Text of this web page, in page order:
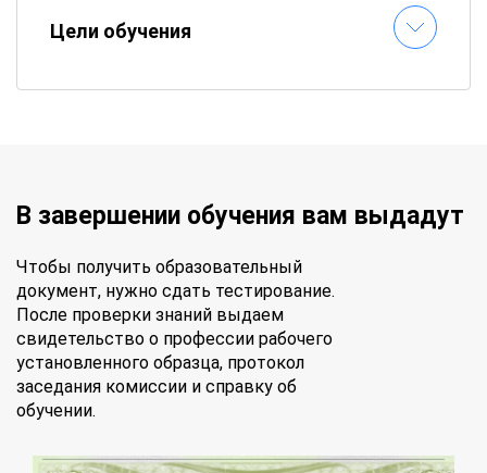
Цели обучения
В завершении обучения вам выдадут
Чтобы получить образовательный
документ, нужно сдать тестирование.
После проверки знаний выдаем
свидетельство о профессии рабочего
установленного образца, протокол
заседания комиссии и справку об
обучении.